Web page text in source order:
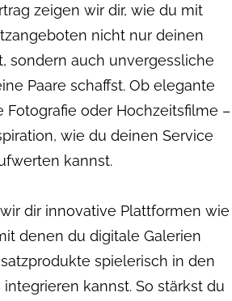
zeigen wir dir, wie du mit
nicht nur deinen
sondern auch unvergessliche
Paare schaffst. Ob elegante
Fotografie oder Hochzeitsfilme –
wie du deinen Service
kannst.
dir innovative Plattformen wie
denen du digitale Galerien
spielerisch in den
kannst. So stärkst du